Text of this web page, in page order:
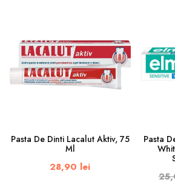
Pasta De Dinti Lacalut Aktiv, 75
Ml
28,90 lei
Pasta